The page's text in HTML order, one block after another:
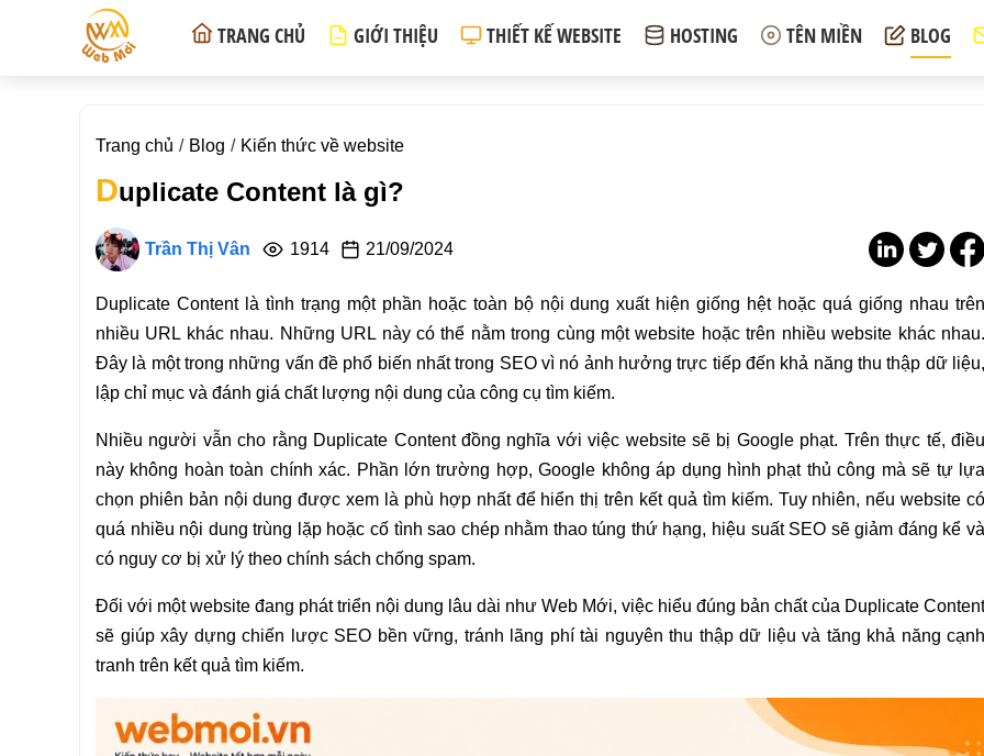
TRANG CHỦ GIỚI THIỆU THIẾT KẾ WEBSITE HOSTING TÊN MIỀN BLOG
Trang chủ Blog Kiến thức về website
Duplicate Content là gì?
Trần Thị Vân 1914 21/09/2024
Duplicate Content là tình trạng một phần hoặc toàn bộ nội dung xuất hiện giống hệt hoặc quá giống nhau trên
nhiều URL khác nhau. Những URL này có thể nằm trong cùng một website hoặc trên nhiều website khác nhau.
Đây là một trong những vấn đề phổ biến nhất trong SEO vì nó ảnh hưởng trực tiếp đến khả năng thu thập dữ liệu,
lập chỉ mục và đánh giá chất lượng nội dung của công cụ tìm kiếm.
Nhiều người vẫn cho rằng Duplicate Content đồng nghĩa với việc website sẽ bị Google phạt. Trên thực tế, điều
này không hoàn toàn chính xác. Phần lớn trường hợp, Google không áp dụng hình phạt thủ công mà sẽ tự lựa
chọn phiên bản nội dung được xem là phù hợp nhất để hiển thị trên kết quả tìm kiếm. Tuy nhiên, nếu website có
quá nhiều nội dung trùng lặp hoặc cố tình sao chép nhằm thao túng thứ hạng, hiệu suất SEO sẽ giảm đáng kể và
có nguy cơ bị xử lý theo chính sách chống spam.
Đối với một website đang phát triển nội dung lâu dài như Web Mới, việc hiểu đúng bản chất của Duplicate Content
sẽ giúp xây dựng chiến lược SEO bền vững, tránh lãng phí tài nguyên thu thập dữ liệu và tăng khả năng cạnh
tranh trên kết quả tìm kiếm.